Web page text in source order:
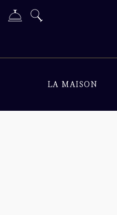
LA MAISON